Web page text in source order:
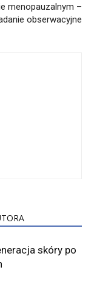
menopauzalnym –
obserwacyjne
skóry po